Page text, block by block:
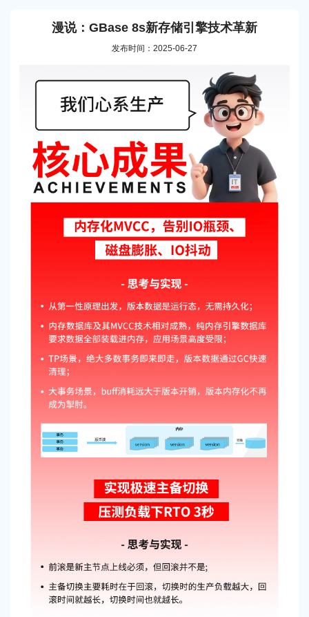
漫说：GBase 8s新存储引擎技术革新
发布时间：2025-06-27